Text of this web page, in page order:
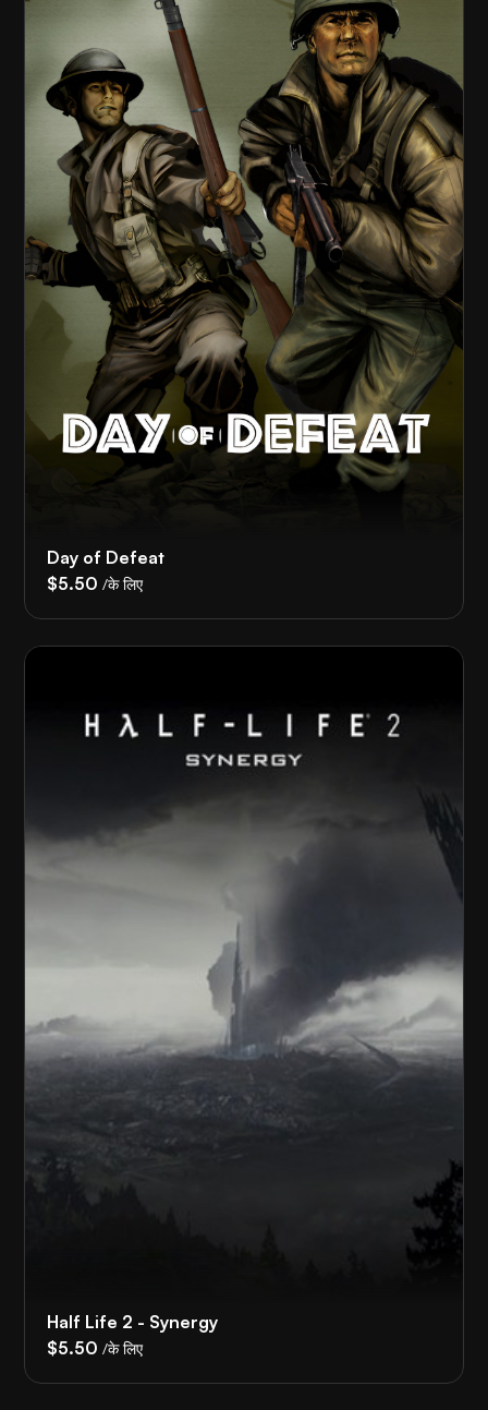
Day of Defeat
$5.50 /के लिए
Half Life 2 - Synergy
$5.50 /के लिए